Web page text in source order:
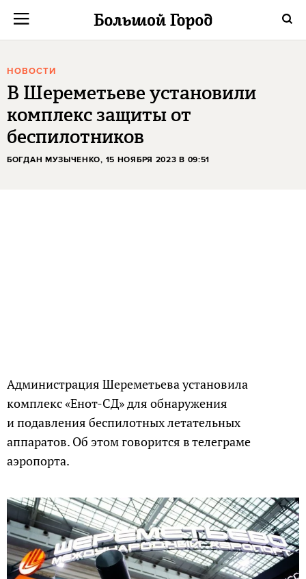
НОВОСТИ
В Шереметьеве установили
комплекс защиты от
беспилотников
БОГДАН МУЗЫЧЕНКО, 15 НОЯБРЯ 2023 В 09:51
Администрация Шереметьева установила
комплекс «Енот-СД» для обнаружения
и подавления беспилотных летательных
аппаратов. Об этом говорится в телеграме
аэропорта.